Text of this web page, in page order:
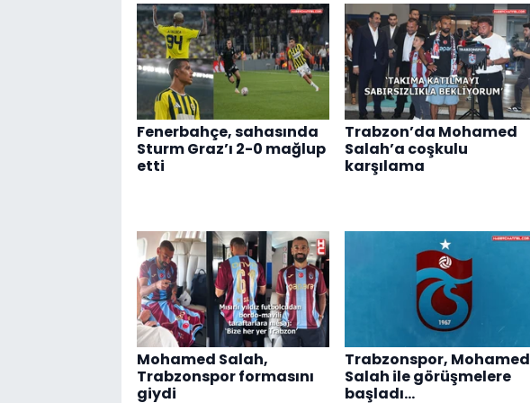
Fenerbahçe, sahasında
Sturm Graz’ı 2-0 mağlup
etti
Trabzon’da Mohamed
Salah’a coşkulu
karşılama
Mohamed Salah,
Trabzonspor formasını
giydi
Trabzonspor, Mohamed
Salah ile görüşmelere
başladı...